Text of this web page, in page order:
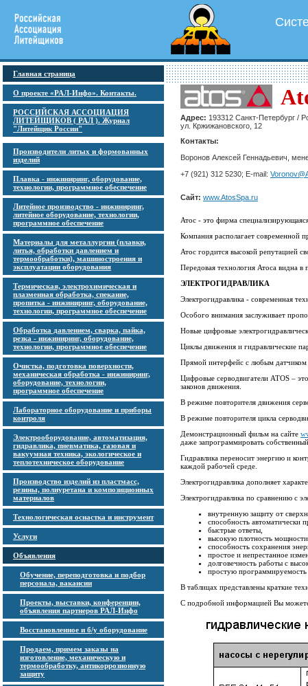
Главная страница
О проекте «РАЛ-Инфо». Контакты.
РОССИЙСКАЯ АССОЦИАЦИЯ
ЛИТЕЙЩИКОВ ( РАЛ ). Журнал
"Литейщик России"
Производители литых и формованных
изделий
Плавка - инжиниринг, оборудование,
технологии, программное обеспечение
Литейное производство - инжиниринг,
литейное оборудование, технологии,
программное обеспечение
Материалы для металлургии (плавки,
литья, обработки давлением и
термообработки), машиностроения и
эксплуатации оборудования
Термическая, электрохимическая и
плазменная обработка, спекание,
пропитка - инжиниринг, оборудование,
технологии, программное обеспечение
Обработка давлением, сварка, пайка,
резка - инжиниринг, оборудование,
технологии, программное обеспечение
Очистка, подготовка поверхности,
механическая обработка - инжиниринг,
оборудование, технологии,
программное обеспечение
Лабораторное оборудование и приборы
контроля
Электрооборудование, автоматизация,
гидравлика, пневматика, газовая и
вакуумная техника, экологическое и
теплотехническое оборудование
Производство изделий из пластмасс,
резины, полиуретана и композиционных
материалов
Технологическая оснастка и инструмент
Услуги
Объявления
Обучение, переподготовка и подбор
персонала, вакансии
Проекты, выставки, конференции,
объявления партнеров РАЛ-Инфо
Восстановленное и б/у оборудование
Продаем, примем заказы на
изготовление, механическую и
термообработку, антикоррозионную
защиту
Адрес: 193312 Санкт-Петербург /
ул. Кржижановского, 12
Контакты:
Воронов Алексей Геннадьевич,
+7 (921) 312 5230; E-mail:
Сайт: www.AtosSpa.ru
Атос - это фирма
Компания располагает современной
Атос гордится высокой репутацией
Передовая технология Атоса видна
ЭЛЕКТРОГИДРАВЛИКА
Электрогидравлика - современная
Особого внимания заслуживает
Новые цифровые
Циклы движения и гидравлические
Прямой интерфейс с любым датчиком
Цифровые серводвигатели ATOS –
законов движения.
В режиме повторителя движения
В режиме повторителя цикла
Демонстрационный фильм на сайте
даже запрограммировать
Гидравлика переносит энергию и
каждой рабочей среде.
Электрогидравлика дополняет
Электрогидравлика по сравнению с
внутренную защиту от
способность автоматически
быстрые ответы,
высокую плотность мощности,
способность сохранения
простое и непрестанное
долговечность работы с
простую программируемость
В таблицах представлены краткие
С подробной информацией Вы можете